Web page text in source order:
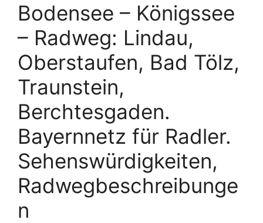
Bodensee – Königssee
– Radweg: Lindau,
Oberstaufen, Bad Tölz,
Traunstein,
Berchtesgaden.
Bayernnetz für Radler.
Sehenswürdigkeiten,
Radwegbeschreibunge
n